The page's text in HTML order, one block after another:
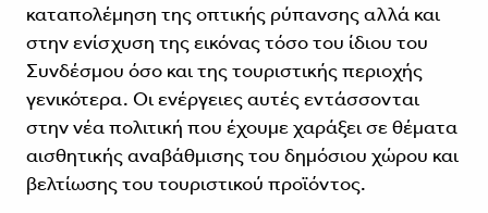
καταπολέμηση της οπτικής ρύπανσης αλλά και
στην ενίσχυση της εικόνας τόσο του ίδιου του
Συνδέσμου όσο και της τουριστικής περιοχής
γενικότερα. Οι ενέργειες αυτές εντάσσονται
στην νέα πολιτική που έχουμε χαράξει σε θέματα
αισθητικής αναβάθμισης του δημόσιου χώρου και
βελτίωσης του τουριστικού προϊόντος.